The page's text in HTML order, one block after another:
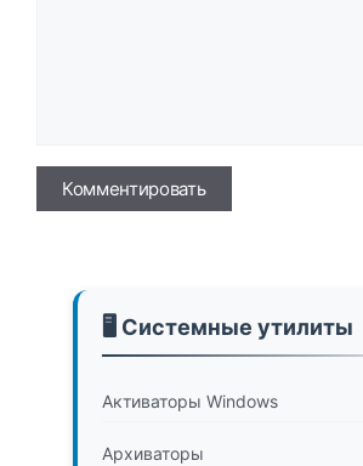
Имя
🖥️ Системные утилиты
Активаторы Windows
Архиваторы